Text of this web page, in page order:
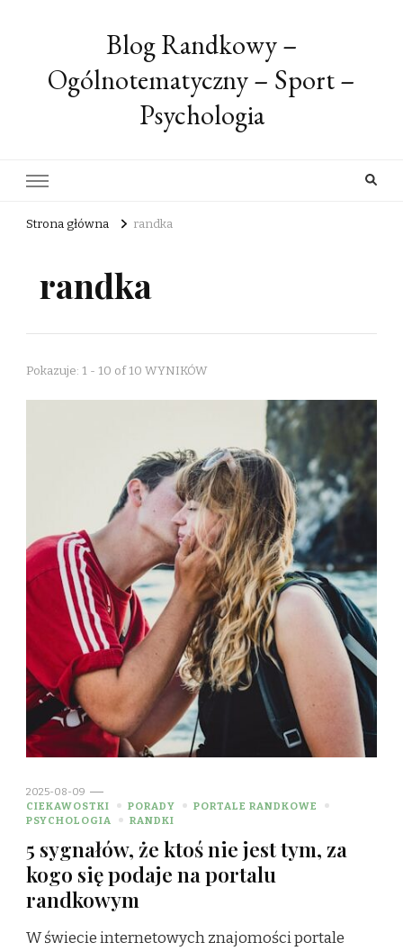
Blog Randkowy –
Ogólnotematyczny – Sport –
Psychologia
Strona główna randka
randka
Pokazuje: 1 - 10 of 10 WYNIKÓW
2025-08-09
CIEKAWOSTKI
PORADY
PORTALE RANDKOWE
PSYCHOLOGIA
RANDKI
5 sygnałów, że ktoś nie jest tym, za
kogo się podaje na portalu
randkowym
W świecie internetowych znajomości portale